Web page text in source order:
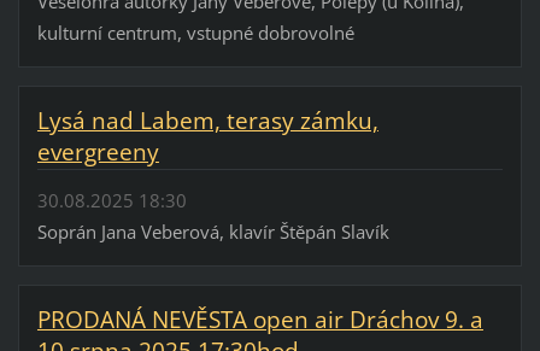
kulturní centrum, vstupné dobrovolné
Lysá nad Labem, terasy zámku,
evergreeny
30.08.2025 18:30
Soprán Jana Veberová, klavír Štěpán Slavík
PRODANÁ NEVĚSTA open air Dráchov 9. a